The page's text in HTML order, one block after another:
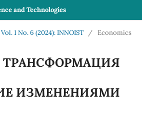
and Technologies
Vol. 1 No. 6 (2024): INNOIST / Economics
ИЗМЕНЕНИЯМИ